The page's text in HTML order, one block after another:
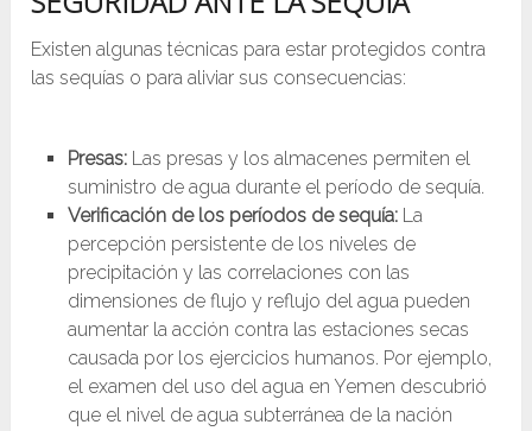
Existen algunas técnicas para estar protegidos contra
las sequías o para aliviar sus consecuencias:
Presas:Las presas y los almacenes permiten el
suministro de agua durante el período de sequía.
Verificación de los períodos de sequía:La
percepción persistente de los niveles de
precipitación y las correlaciones con las
dimensiones de flujo y reflujo del agua pueden
aumentar la acción contra las estaciones secas
causada por los ejercicios humanos. Por ejemplo,
el examen del uso del agua en Yemen descubrió
que el nivel de agua subterránea de la nación